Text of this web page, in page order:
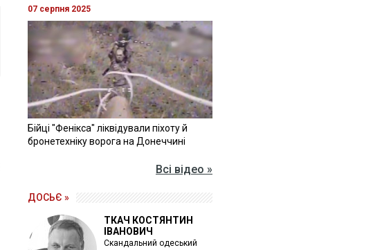
07 серпня 2025
Бійці "Фенікса" ліквідували піхоту й
бронетехніку ворога на Донеччині
Всі відео »
ДОСЬЄ »
ТКАЧ КОСТЯНТИН
ІВАНОВИЧ
Скандальний одеський